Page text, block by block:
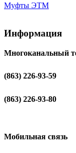
Муфты ЭТМ
Информация
Многоканальный
(863) 226-93-59
(863) 226-93-80
Мобильная связь